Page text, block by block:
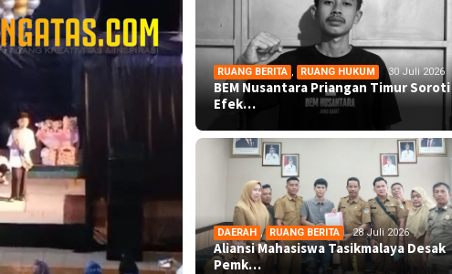
RUANG BERITA , RUANG HUKUM 30 Juli 2026
BEM Nusantara Priangan Timur Soroti
Efek…
DAERAH , RUANG BERITA 28 Juli 2026
Aliansi Mahasiswa Tasikmalaya Desak
Pemk…